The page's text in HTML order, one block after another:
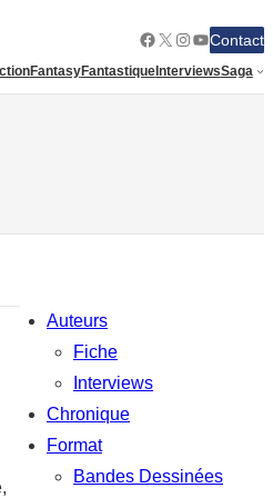
Facebook
X Instagram
YouTube
Contact
FantasyFantastiqueInterviewsSaga
Auteurs
Fiche
Interviews
Chronique
Format
Bandes Dessinées